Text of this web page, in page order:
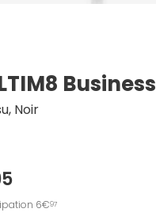
Business
Noir
6€97